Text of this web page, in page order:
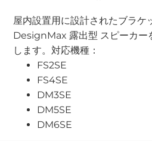
屋内設置用に設計されたブラケ
DesignMax 露出型 スピーカー
します。対応機種：
FS2SE
FS4SE
DM3SE
DM5SE
DM6SE